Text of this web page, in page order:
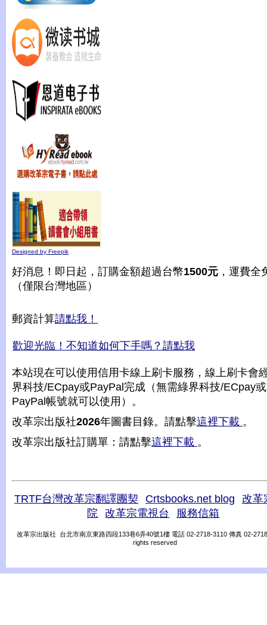
Designed by Freepik
好消息！即日起，訂購金額超過台幣1500元 ，運費全
（僅限台灣地區）
郵資計算請點我！
歡迎光臨！不知道如何下手嗎？請點我
本站現在可以使用信用卡線上刷卡服務，線上刷卡會
界科技/ECpay或PayPal完成（無需綠界科技/ECpay或
PayPal帳號就可以使用）。
改革宗出版社2026年圖書目錄。請點擊這裡下載 。
改革宗出版社訂購單：請點擊這裡下載 。
TRTF台灣改革宗翻譯團契 Crtsbooks.net blog
改革
院
改革宗電視台 服務信箱
改革宗出版社 台北市南京東路四段133巷6弄40號1樓 電話 02-2718-3110 傳真 02-
rights reserved